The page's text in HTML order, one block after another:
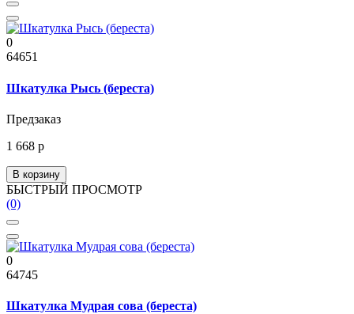
0
64651
Шкатулка Рысь (береста)
Предзаказ
1 668 р
В корзину
БЫСТРЫЙ ПРОСМОТР
(0)
0
64745
Шкатулка Мудрая сова (береста)